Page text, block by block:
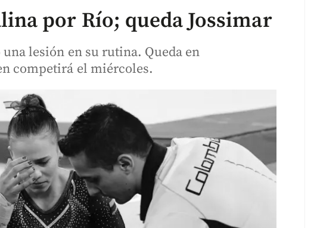
por Río; queda Jossimar
lesión en su rutina. Queda en
competirá el miércoles.